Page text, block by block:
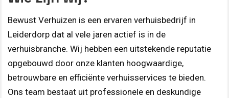
Bewust Verhuizen is een ervaren verhuisbedrijf in
Leiderdorp dat al vele jaren actief is in de
verhuisbranche. Wij hebben een uitstekende reputatie
opgebouwd door onze klanten hoogwaardige,
betrouwbare en efficiënte verhuisservices te bieden.
Ons team bestaat uit professionele en deskundige